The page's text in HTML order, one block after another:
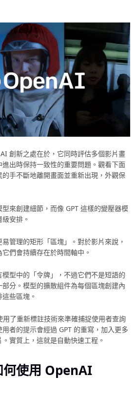
創新之處在於，它同時評估多個影片畫
出時保持一致性的重要問題。觀看下面
手不斷地離開畫面並重新出現，外觀保
來創建細節，而像 GPT 這樣的變壓器模
安排。
管理的矩形「區塊」。對於影片來說，
們會持續存在於時間軸中。
型中的「令牌」，不過它們不是短語的
分。模型的擴散組件為每個區塊創建內
些區塊。
用了重新標註技術來準確捕捉使用者查詢
者的提示會經過 GPT 的重寫，加入更多
實質上，這就是自動快速工程。
何使用 OpenAI